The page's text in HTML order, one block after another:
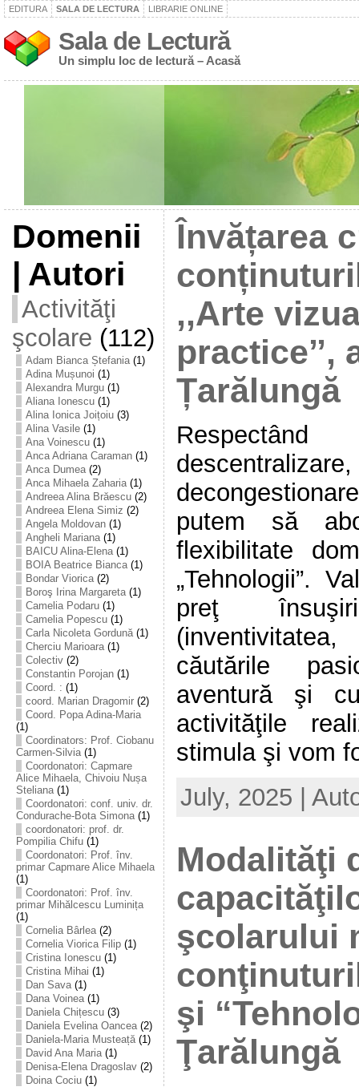
EDITURA SALA DE LECTURA LIBRARIE ONLINE
Sala de Lectură
Un simplu loc de lectură – Acasă
Domenii
| Autori
Activităţi
şcolare (112)
Adam Bianca Ștefania(1)
Adina Mușunoi (1)
Alexandra Murgu(1)
Aliana Ionescu(1)
Alina Ionica Joițoiu(3)
Alina Vasile(1)
Ana Voinescu(1)
Anca Adriana Caraman(1)
Anca Dumea(2)
Anca Mihaela Zaharia(1)
Andreea Alina Brăescu(2)
Andreea Elena Simiz (2)
Angela Moldovan(1)
Angheli Mariana(1)
BAICU Alina-Elena(1)
BOIA Beatrice Bianca(1)
Bondar Viorica(2)
Boroş Irina Margareta(1)
Camelia Podaru(1)
Camelia Popescu(1)
Carla Nicoleta Gordună(1)
Cherciu Marioara(1)
Colectiv(2)
Constantin Porojan(1)
Coord. : (1)
coord. Marian Dragomir(2)
Coord. Popa Adina-Maria
(1)
Coordinators: Prof. Ciobanu
Carmen-Silvia(1)
Coordonatori: Capmare
Alice Mihaela, Chivoiu Nușa
Steliana(1)
Coordonatori: conf. univ. dr.
Condurache-Bota Simona(1)
coordonatori: prof. dr.
Pompilia Chifu(1)
Coordonatori: Prof. înv.
primar Capmare Alice Mihaela
(1)
Coordonatori: Prof. înv.
primar Mihălcescu Luminița
(1)
Cornelia Bârlea(2)
Cornelia Viorica Filip(1)
Cristina Ionescu(1)
Cristina Mihai (1)
Dan Sava(1)
Dana Voinea(1)
Daniela Chițescu(3)
Daniela Evelina Oancea(2)
Daniela-Maria Musteață(1)
David Ana Maria(1)
Denisa-Elena Dragoslav(2)
Doina Cociu(1)
Învățarea
,,Arte
practice’’,
Țarălungă
putem să
flexibilitate
„Tehnologii”.
preţ
căutările
aventură şi
activităţile
stimula şi vom
July, 2025 |
Modalităţi
şcolarului
şi
Ţarălungă